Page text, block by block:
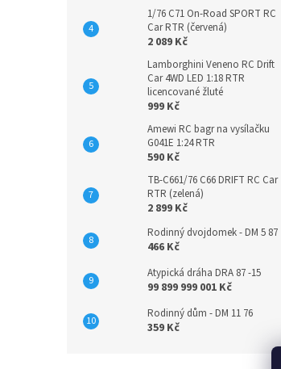
1/76 C71 On-Road SPORT RC
Car RTR (červená)
2 089 Kč
Lamborghini Veneno RC Drift
Car 4WD LED 1:18 RTR
licencované žluté
999 Kč
Amewi RC bagr na vysílačku
G041E 1:24 RTR
590 Kč
TB-C661/76 C66 DRIFT RC Car
RTR (zelená)
2 899 Kč
Rodinný dvojdomek - DM 5 87
466 Kč
Atypická dráha DRA 87 -15
99 899 999 001 Kč
Rodinný dům - DM 11 76
359 Kč